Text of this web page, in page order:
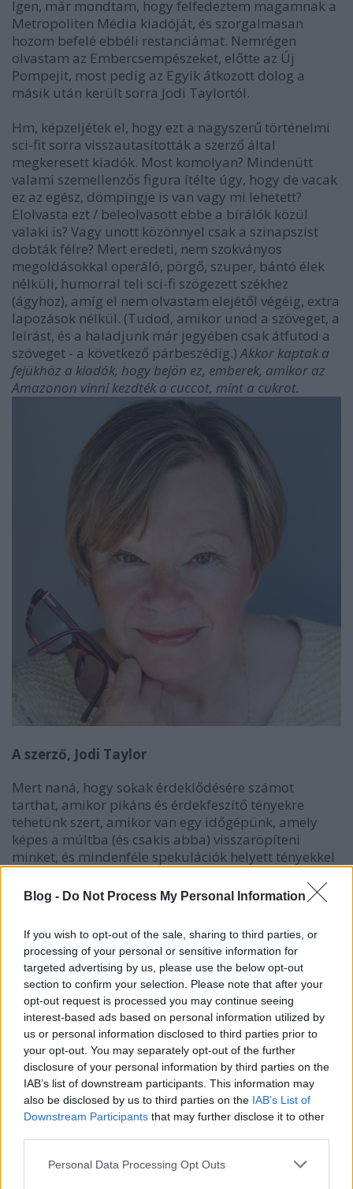
Blog - Do Not Process My Personal Information
If you wish to opt-out of the sale, sharing to third parties, or
processing of your personal or sensitive information for
targeted advertising by us, please use the below opt-out
section to confirm your selection. Please note that after your
opt-out request is processed you may continue seeing
interest-based ads based on personal information utilized by
us or personal information disclosed to third parties prior to
your opt-out. You may separately opt-out of the further
disclosure of your personal information by third parties on the
IAB’s list of downstream participants. This information may
also be disclosed by us to third parties on the IAB’s List of
Downstream Participants that may further disclose it to other
Please note that this website/app uses one or more Google
Personal Data Processing Opt Outs
Igen, már mondtam, hogy felfedeztem magamnak a
Metropoliten Média kiadóját, és szorgalmasan
hozom befelé ebbéli restanciámat. Nemrégen
olvastam az Embercsempészeket, előtte az Új
Pompejit, most pedig az Egyik átkozott dolog a
másik után került sorra Jodi Taylortól.
Hm, képzeljétek el, hogy ezt a nagyszerű történelmi
sci-fit sorra visszautasították a szerző által
megkeresett kiadók. Most komolyan? Mindenütt
valami szemellenzős figura ítélte úgy, hogy de vacak
ez az egész, dömpingje is van vagy mi lehetett?
Elolvasta ezt / beleolvasott ebbe a bírálók közül
valaki is? Vagy unott közönnyel csak a szinapszist
dobták félre? Mert eredeti, nem szokványos
megoldásokkal operáló, pörgő, szuper, bántó élek
nélküli, humorral teli sci-fi szögezett székhez
(ágyhoz), amíg el nem olvastam elejétől végéig, extra
lapozások nélkül. (Tudod, amikor unod a szöveget, a
leírást, és a haladjunk már jegyében csak átfutod a
szöveget - a következő párbeszédig.)Akkor kaptak a
fejükhöz a kiadók, hogy bejön ez, emberek, amikor az
Amazonon vinni kezdték a cuccot, mint a cukrot.
A szerző, Jodi Taylor
Mert naná, hogy sokak érdeklődésére számot
tarthat, amikor pikáns és érdekfeszítő tényekre
tehetünk szert, amikor van egy időgépünk, amely
képes a múltba (és csakis abba) visszaröpíteni
minket, és mindenféle spekulációk helyett tényekkel
A ​St. Mary Történettudományi Kutatóintézet egy
ódon épületben foglal helyet, és kevesek kiváltsága
tudni, hogy mi is folyik ott tulajdonképpen. Persze,
amely intézménynek ennyi dolgozója van, ott
óhatatlanul felüti fejét a saját konkurencia, miért
lenne ez másképpen itt?
Madeleine Maxwell fiatal, feltörekvő történész, akit
jó sorsa ebbe az intézménybe vezet. Múltjáró lesz és
központi figurája a kötetnek, aki igyekszik, nagyon
igyekszik, lojális és vad, hirtelen haragú és
becsületes, egy pofonért meg nem ugrik a
szomszédba, ha már másképpen nem tud
szabadulni. Jodi Taylor lendületes humorral segíti át
krétakorban.